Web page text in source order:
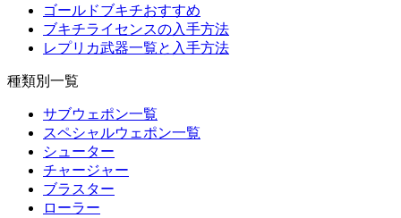
ゴールドブキチおすすめ
ブキチライセンスの入手方法
レプリカ武器一覧と入手方法
種類別一覧
サブウェポン一覧
スペシャルウェポン一覧
シューター
チャージャー
ブラスター
ローラー